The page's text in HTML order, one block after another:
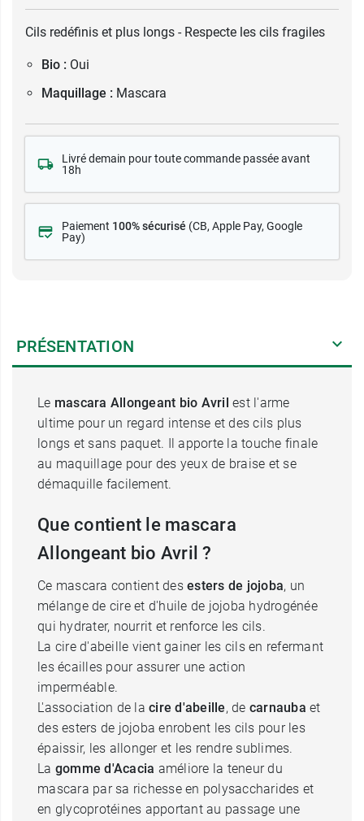
Cils redéfinis et plus longs - Respecte les cils fragiles
Bio : Oui
Maquillage : Mascara
Livré demain pour toute commande passée avant
18h
Paiement 100% sécurisé (CB, Apple Pay, Google
Pay)
PRÉSENTATION
Le mascara Allongeant bio Avril est l'arme
ultime pour un regard intense et des cils plus
longs et sans paquet. Il apporte la touche finale
au maquillage pour des yeux de braise et se
démaquille facilement.
Que contient le mascara
Allongeant bio Avril ?
Ce mascara contient des esters de jojoba, un
mélange de cire et d'huile de jojoba hydrogénée
qui hydrater, nourrit et renforce les cils.
La cire d'abeille vient gainer les cils en refermant
les écailles pour assurer une action
imperméable.
L'association de la cire d'abeille, de carnauba et
des esters de jojoba enrobent les cils pour les
épaissir, les allonger et les rendre sublimes.
La gomme d'Acacia améliore la teneur du
mascara par sa richesse en polysaccharides et
en glycoprotéines apportant au passage une